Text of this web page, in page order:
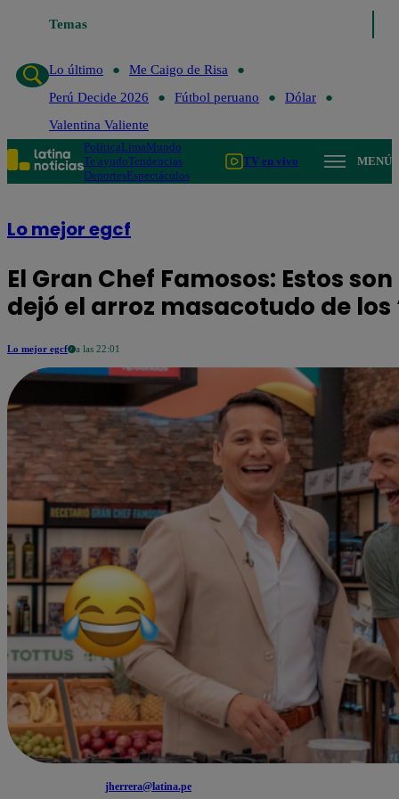
Temas
Lo último
Lo último
Me Caigo de Risa
Perú Decide 2026
Fútbol peruano
Dólar
Valentina Valiente
PolíticaLimaMundo
Te ayudoTendencias
DeportesEspectáculos
TV en vivo MENÚ
Lo mejor egcf
El Gran Chef Famosos: Estos
dejó el arroz masacotudo de los
Lo mejor egcf a las 22:01
jherrera@latina.pe